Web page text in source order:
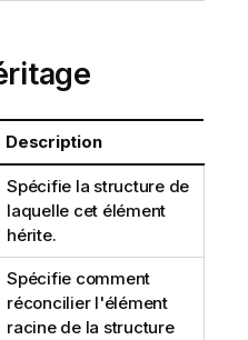
Description
Spécifie la structure de
laquelle cet élément
hérite.
Spécifie comment
réconcilier l'élément
racine de la structure